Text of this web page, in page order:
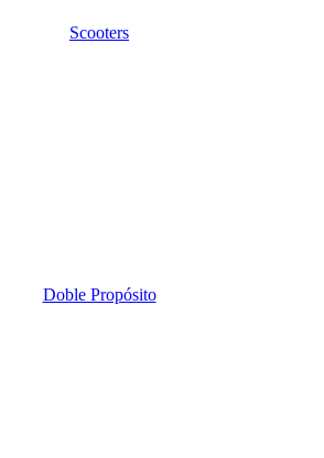
Scooters
Doble Propósito